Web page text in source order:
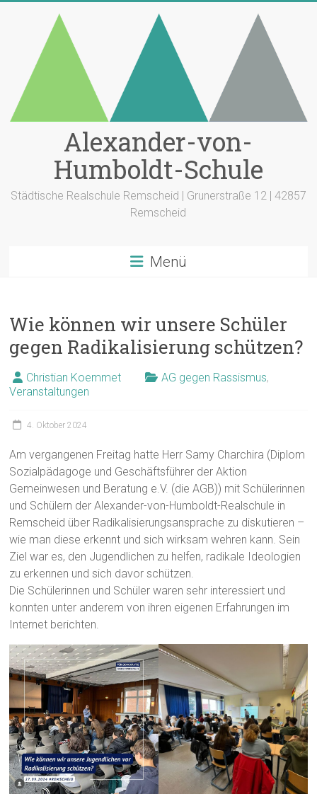
Alexander-von-
Humboldt-Schule
Städtische Realschule Remscheid | Grunerstraße 12 | 42857
Remscheid
Menü
Wie können wir unsere Schüler
gegen Radikalisierung schützen?
Christian Koemmet AG gegen Rassismus,
Veranstaltungen
4. Oktober 2024
Am vergangenen Freitag hatte Herr Samy Charchira (Diplom
Sozialpädagoge und Geschäftsführer der Aktion
Gemeinwesen und Beratung e.V. (die AGB)) mit Schülerinnen
und Schülern der Alexander-von-Humboldt-Realschule in
Remscheid über Radikalisierungsansprache zu diskutieren –
wie man diese erkennt und sich wirksam wehren kann. Sein
Ziel war es, den Jugendlichen zu helfen, radikale Ideologien
zu erkennen und sich davor schützen.
Die Schülerinnen und Schüler waren sehr interessiert und
konnten unter anderem von ihren eigenen Erfahrungen im
Internet berichten.